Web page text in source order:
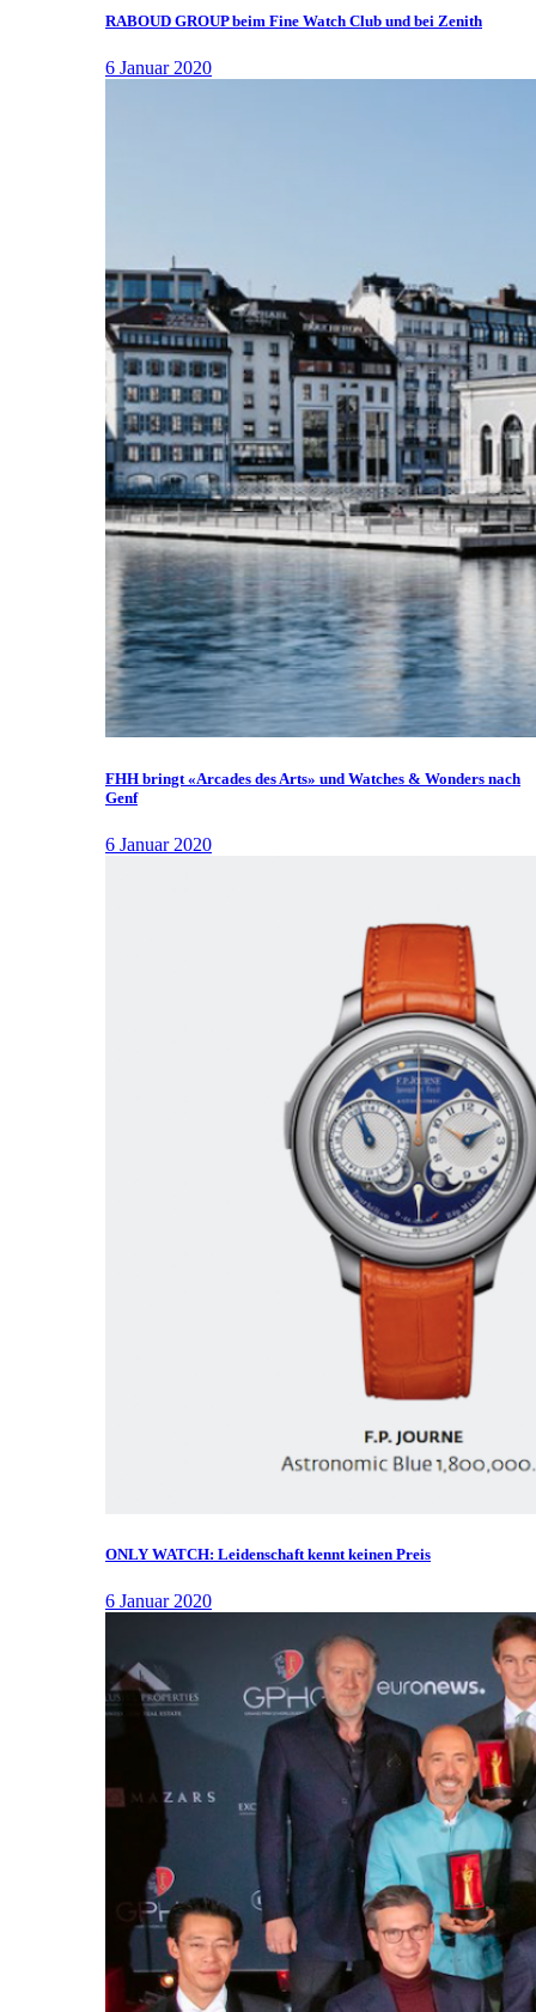
RABOUD GROUP beim Fine Watch Club und bei Zenith
6 Januar 2020
FHH bringt «Arcades des Arts» und Watches & Wonders nach
Genf
6 Januar 2020
ONLY WATCH: Leidenschaft kennt keinen Preis
6 Januar 2020